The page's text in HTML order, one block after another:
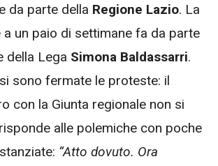
da parte della Regione Lazio. La
a un paio di settimane fa da parte
della Lega Simona Baldassarri.
sono fermate le proteste: il
con la Giunta regionale non si
risponde alle polemiche con poche
“Atto dovuto. Ora